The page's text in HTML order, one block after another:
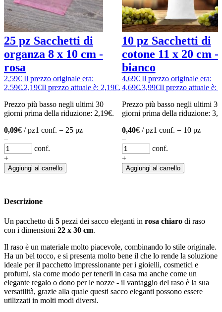
25 pz Sacchetti di
organza 8 x 10 cm -
rosa
2,59€ Il prezzo originale era:
2,59€.2,19€Il prezzo attuale è: 2,19€.
Prezzo più basso negli ultimi 30
giorni prima della riduzione: 2,19€.
0,09€ / pz1 conf. = 25 pz
–
conf.
+
Aggiungi al carrello
10 pz Sacchetti di
cotone 11 x 20 cm -
bianco
4,69€ Il prezzo originale era:
4,69€.3,99€Il prezzo attuale è:
Prezzo più basso negli ultimi 30
giorni prima della riduzione:
0,40€ / pz1 conf. = 10 pz
–
conf.
+
Aggiungi al carrello
Descrizione
Un pacchetto di 5 pezzi dei sacco eleganti in rosa chiaro di raso
con i dimensioni 22 x 30 cm.
Il raso è un materiale molto piacevole, combinando lo stile originale.
Ha un bel tocco, e si presenta molto bene il che lo rende la soluzione
ideale per il pacchetto impressionante per i gioielli, cosmetici e
profumi, sia come modo per tenerli in casa ma anche come un
elegante regalo o dono per le nozze - il vantaggio del raso è la sua
versatilità, grazie alla quale questi sacco eleganti possono essere
utilizzati in molti modi diversi.